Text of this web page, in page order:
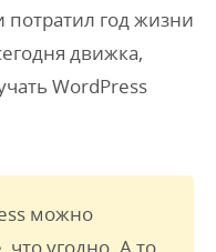
год жизни
движка,
WordPress
можно